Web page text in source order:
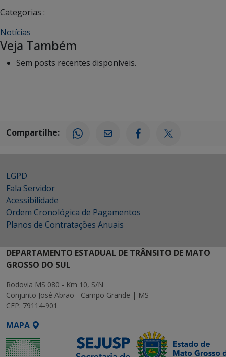
Categorias :
Notícias
Veja Também
Sem posts recentes disponíveis.
Compartilhe:
LGPD
Fala Servidor
Acessibilidade
Ordem Cronológica de Pagamentos
Planos de Contratações Anuais
DEPARTAMENTO ESTADUAL DE TRÂNSITO DE MATO
GROSSO DO SUL
Rodovia MS 080 - Km 10, S/N
Conjunto José Abrão - Campo Grande | MS
CEP: 79114-901
MAPA